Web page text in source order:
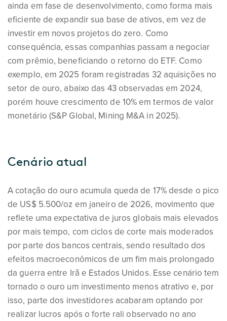
ainda em fase de desenvolvimento, como forma mais
eficiente de expandir sua base de ativos, em vez de
investir em novos projetos do zero. Como
consequência, essas companhias passam a negociar
com prêmio, beneficiando o retorno do ETF. Como
exemplo, em 2025 foram registradas 32 aquisições no
setor de ouro, abaixo das 43 observadas em 2024,
porém houve crescimento de 10% em termos de valor
monetário (S&P Global, Mining M&A in 2025).
Cenário atual
A cotação do ouro acumula queda de 17% desde o pico
de US$ 5.500/oz em janeiro de 2026, movimento que
reflete uma expectativa de juros globais mais elevados
por mais tempo, com ciclos de corte mais moderados
por parte dos bancos centrais, sendo resultado dos
efeitos macroeconômicos de um fim mais prolongado
da guerra entre Irã e Estados Unidos. Esse cenário tem
tornado o ouro um investimento menos atrativo e, por
isso, parte dos investidores acabaram optando por
realizar lucros após o forte rali observado no ano